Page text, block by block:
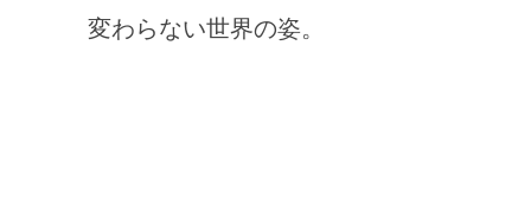
変わらない世界の姿。